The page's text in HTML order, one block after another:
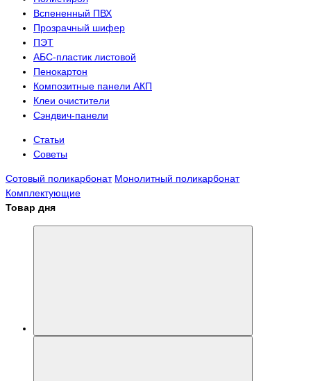
Вспененный ПВХ
Прозрачный шифер
ПЭТ
АБС-пластик листовой
Пенокартон
Композитные панели АКП
Клеи очистители
Сэндвич-панели
Статьи
Советы
Сотовый поликарбонат Монолитный поликарбонат
Комплектующие
Товар дня